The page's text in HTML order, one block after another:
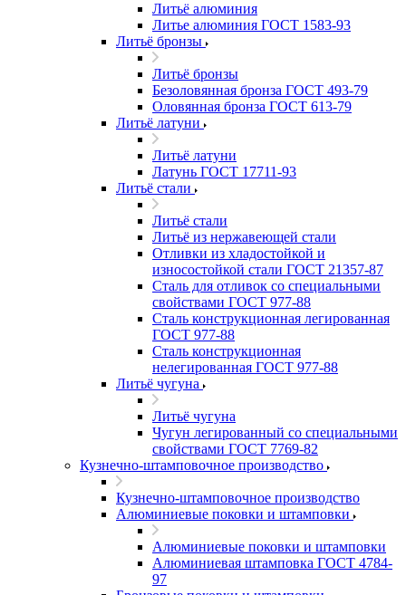
Литьё алюминия
Литье алюминия ГОСТ 1583-93
Литьё бронзы
Литьё бронзы
Безоловянная бронза ГОСТ 493-79
Оловянная бронза ГОСТ 613-79
Литьё латуни
Литьё латуни
Латунь ГОСТ 17711-93
Литьё стали
Литьё стали
Литьё из нержавеющей стали
Отливки из хладостойкой и
износостойкой стали ГОСТ 21357-87
Сталь для отливок со специальными
свойствами ГОСТ 977-88
Сталь конструкционная легированная
ГОСТ 977-88
Сталь конструкционная
нелегированная ГОСТ 977-88
Литьё чугуна
Литьё чугуна
Чугун легированный со специальными
свойствами ГОСТ 7769-82
Кузнечно-штамповочное производство
Кузнечно-штамповочное производство
Алюминиевые поковки и штамповки
Алюминиевые поковки и штамповки
Алюминиевая штамповка ГОСТ 4784-
97